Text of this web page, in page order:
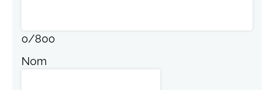
0/800
Nom